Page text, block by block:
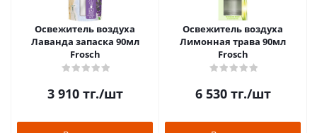
Освежитель воздуха
Лаванда запаска 90мл
Frosch
3 910тг./шт
Освежитель воздуха
Лимонная трава 90мл
Frosch
6 530тг./шт